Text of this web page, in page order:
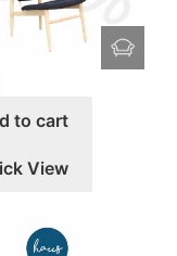
to cart
View